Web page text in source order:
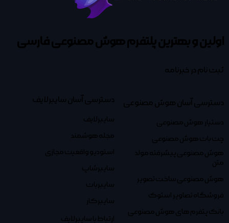
اولین و بهترین پلتفرمهوش مصنوعی فارسی
ثبت نام در خبرنامه
دسترسی آسان هوش مصنوعی
دستیار هوش مصنوعی
چت بات هوش مصنوعی
هوش مصنوعی پیشرفته مولد
متن
هوش مصنوعی ساخت تصویر
فروشگاه تصاویر استوک
بانک پتفرم های هوش مصنوعی
دسترسی آسان سایبرلایف
سایبرلایف
مجله هوشمند
استودیو واقعیت مجازی
سایبرشاپ
سایبربات
سایبرکار
ارتباط با سایبرلایف